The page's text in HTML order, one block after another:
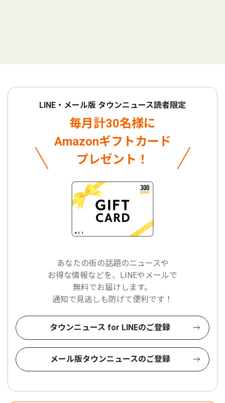
LINE・メール版 タウンニュース読者限定
毎月計30名様に
Amazonギフトカード
プレゼント！
あなたの街の話題のニュースや
お得な情報などを、LINEやメールで
無料でお届けします。
通知で見逃しも防げて便利です！
タウンニュース for LINEのご登録
メール版タウンニュースのご登録